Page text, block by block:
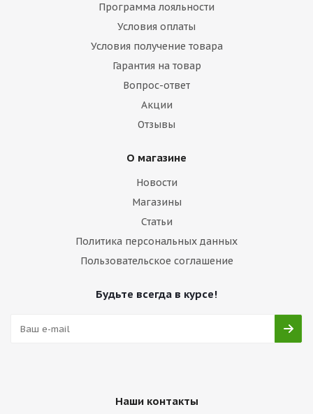
Программа лояльности
Условия оплаты
Условия получение товара
Гарантия на товар
Вопрос-ответ
Акции
Отзывы
О магазине
Новости
Магазины
Статьи
Политика персональных данных
Пользовательское соглашение
Будьте всегда в курсе!
Наши контакты